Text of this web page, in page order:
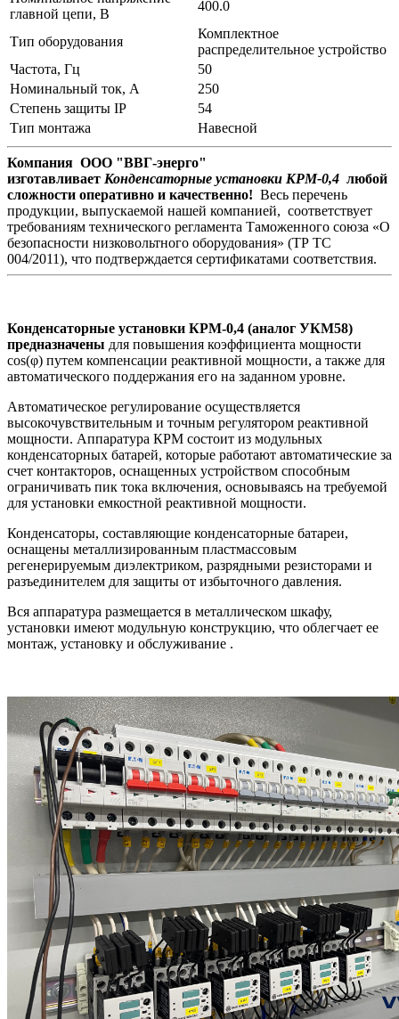
главной цепи, В
400.0
Тип оборудования
Комплектное
распределительное устройство
Частота, Гц
50
Номинальный ток, А
250
Степень защиты IP
54
Тип монтажа
Навесной
Компания ООО "ВВГ-энерго"
изготавливает Конденсаторные установки КРМ-0,4 любой
сложности оперативно и качественно! Весь перечень
продукции, выпускаемой нашей компанией, соответствует
требованиям технического регламента Таможенного союза «О
безопасности низковольтного оборудования» (ТР ТС
004/2011), что подтверждается сертификатами соответствия.
Конденсаторные установки КРМ-0,4 (аналог УКМ58)
предназначены для повышения коэффициента мощности
cos(φ) путем компенсации реактивной мощности, а также для
автоматического поддержания его на заданном уровне.
Автоматическое регулирование осуществляется
высокочувствительным и точным регулятором реактивной
мощности. Аппаратура КРМ состоит из модульных
конденсаторных батарей, которые работают автоматические за
счет контакторов, оснащенных устройством способным
ограничивать пик тока включения, основываясь на требуемой
для установки емкостной реактивной мощности.
Конденсаторы, составляющие конденсаторные батареи,
оснащены металлизированным пластмассовым
регенерируемым диэлектриком, разрядными резисторами и
разъединителем для защиты от избыточного давления.
Вся аппаратура размещается в металлическом шкафу,
установки имеют модульную конструкцию, что облегчает ее
монтаж, установку и обслуживание .